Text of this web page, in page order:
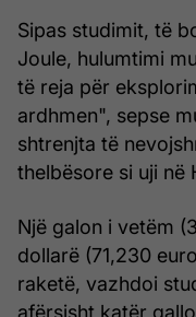
Sipas studimit, të
Joule, hulumtimi
të reja për
ardhmen", sepse
shtrenjta të
thelbësore si uji në
Një galon i vetëm
dollarë (71,230
raketë, vazhdoi
afërsisht katër